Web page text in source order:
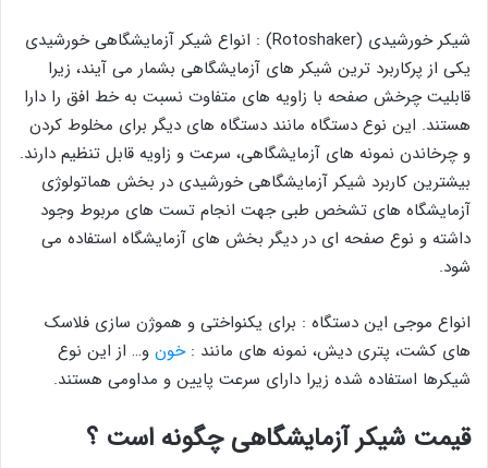
شیکر خورشیدی (Rotoshaker) : انواع شیکر آزمایشگاهی خورشیدی
یکی از پرکاربرد ترین شیکر های آزمایشگاهی بشمار می آیند، زیرا
قابلیت چرخش صفحه با زاویه های متفاوت نسبت به خط افق را دارا
هستند. این نوع دستگاه مانند دستگاه های دیگر برای مخلوط کردن
و چرخاندن نمونه های آزمایشگاهی، سرعت و زاویه قابل تنظیم دارند.
بیشترین کاربرد شیکر آزمایشگاهی خورشیدی در بخش هماتولوژی
آزمایشگاه های تشخص طبی جهت انجام تست های مربوط وجود
داشته و نوع صفحه ای در دیگر بخش های آزمایشگاه استفاده می
شود.
انواع موجی این دستگاه : برای یکنواختی و هموژن سازی فلاسک
های کشت، پتری دیش، نمونه های مانند :خون و… از این نوع
شیکرها استفاده شده زیرا دارای سرعت پایین و مداومی هستند.
قیمت شیکر آزمایشگاهی چگونه است ؟